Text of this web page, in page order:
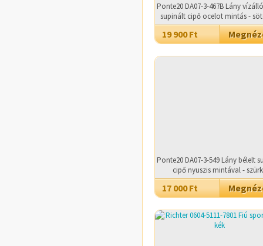
Ponte20 DA07-3-467B Lány
supinált cipő ocelot mintás -
19 900 Ft
Ponte20 DA07-3-549 Lány bélelt
cipő nyuszis mintával -
17 000 Ft